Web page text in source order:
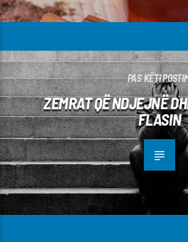
PAS KËTI
ZEMRAT QË NDJEJNË
FLASIN